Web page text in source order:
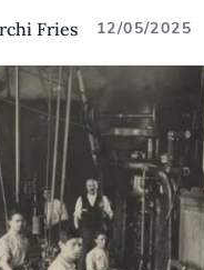
Fries 12/05/2025